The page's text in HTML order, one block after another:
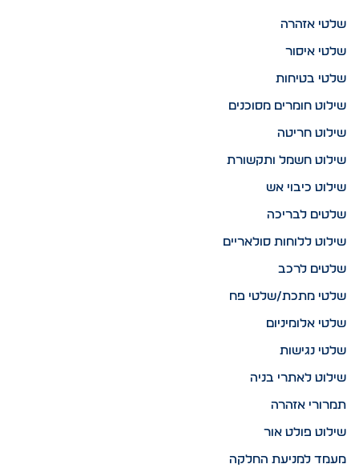
שלטי אזהרה
שלטי איסור
שלטי בטיחות
שילוט חומרים מסוכנים
שילוט חריטה
שילוט חשמל ותקשורת
שילוט כיבוי אש
שלטים לבריכה
שילוט ללוחות סולאריים
שלטים לרכב
שלטי מתכת/שלטי פח
שלטי אלומיניום
שלטי נגישות
שילוט לאתרי בניה
תמרורי אזהרה
שילוט פולט אור
מעמד למניעת החלקה